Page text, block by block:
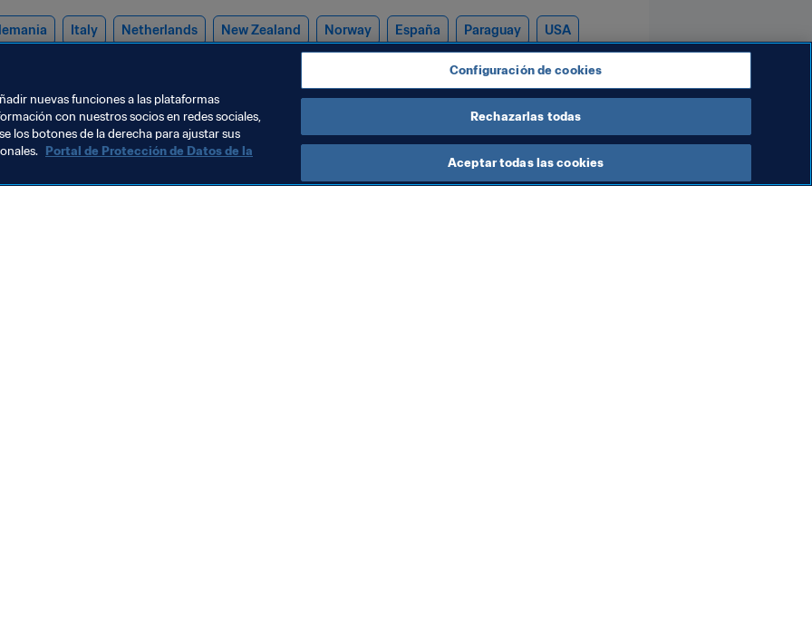
Italy Netherlands New Zealand Norway España Paraguay USA
nuevas funciones a las plataformas
con nuestros socios en redes sociales,
los botones de la derecha para ajustar sus
Portal de Protección de Datos de la
Configuración de cookies
Rechazarlas todas
Aceptar todas las cookies